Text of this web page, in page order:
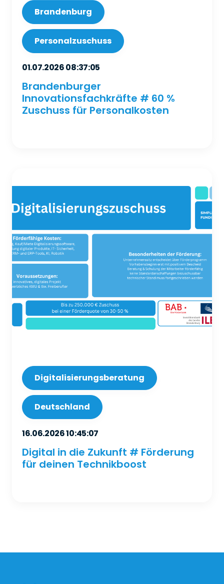
Brandenburg
Personalzuschuss
01.07.2026 08:37:05
Brandenburger
Innovationsfachkräfte # 60 %
Zuschuss für Personalkosten
Digitalisierungsberatung
Deutschland
16.06.2026 10:45:07
Digital in die Zukunft # Förderung
für deinen Technikboost